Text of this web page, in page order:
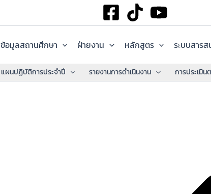
ข้อมูลสถานศึกษา ฝ่ายงาน หลักสูตร ระบบสาร
แผนปฏิบัติการประจำปี รายงานการดำเนินงาน การประเมิน